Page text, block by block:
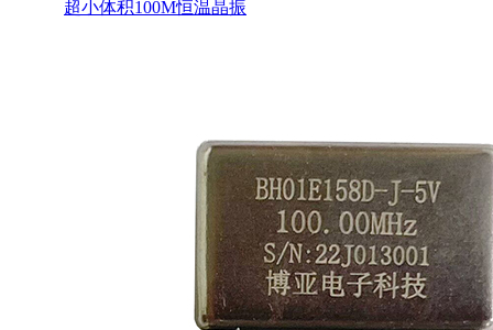
超小体积100M恒温晶振